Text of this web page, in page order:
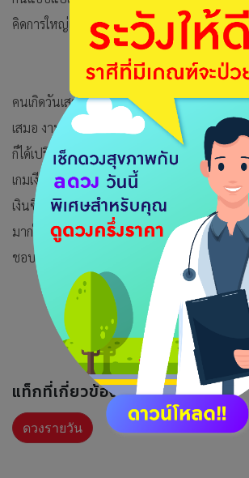
คิดการใหญ่เสมอ
คนเกิดวันเสาร์ วันนี้ระวังการรับปากอาสาใครจ
เสมอ งานประจำจะมีปัญหาขลุกขลักในเบื้องต้น
ก็ได้เปรียบคู่แข่ง ควรใช้การสงบสยบความเคลื่
เกมเงียบๆ การเงิน จะล่าช้าหรือไม่ค่อยทันใจร
เงินซึ่งก็ไม่พ้นคนในวงโคจรนั่นเอง ความรัก ยั
มากใครๆก็อยากคุยด้วย คนมีคู่แล้วแม้ไม่ใช่ภา
ชอบกันนั่นแหละ
แท็กที่เกี่ยวข้อง :
ดวงรายวัน